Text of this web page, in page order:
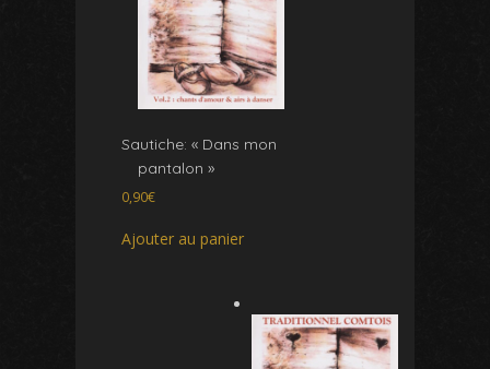
Sautiche: « Dans mon
pantalon »
0,90€
Ajouter au panier